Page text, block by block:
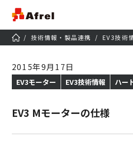
技術情報・製品連携 EV3技術
2015年9月17日
EV3モーター EV3技術情報 ハー
EV3 Mモーターの仕様